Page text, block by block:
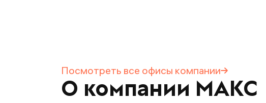
Посмотреть все офисы компании
О компании МАКС